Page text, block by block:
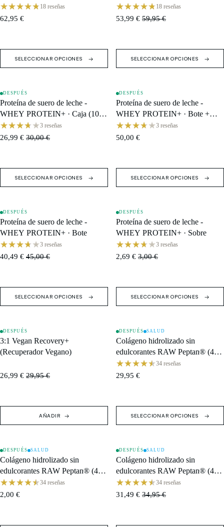
18 reseñas
62,95 €
SELECCIONAR OPCIONES
18 reseñas
53,99 € 59,95 €
SELECCIONAR OPCIONES
OFERTA
DESPUÉS
Proteína de suero de leche -
WHEY PROTEIN+ · Caja (10
monodosis) 3 reseñas
26,99 € 30,00 €
SELECCIONAR OPCIONES
AGOTADO
DESPUÉS
Proteína de suero de leche -
WHEY PROTEIN+ · Bote +
Shaker
3 reseñas
50,00 €
SELECCIONAR OPCIONES
OFERTA
DESPUÉS
Proteína de suero de leche -
WHEY PROTEIN+ · Bote
3 reseñas
40,49 € 45,00 €
SELECCIONAR OPCIONES
OFERTA
DESPUÉS
Proteína de suero de leche -
WHEY PROTEIN+ · Sobre
3 reseñas
2,69 € 3,00 €
SELECCIONAR OPCIONES
AGOTADO
DESPUÉS
3:1 Vegan Recovery+
(Recuperador Vegano)
26,99 € 29,95 €
AÑADIR
OFERTA
DESPUÉS SALUD
Colágeno hidrolizado sin
edulcorantes RAW Peptan® (400
g) · Caja (15 monodosis)
34 reseñas
29,95 €
SELECCIONAR OPCIONES
OFERTA
DESPUÉS SALUD
Colágeno hidrolizado sin
edulcorantes RAW Peptan® (400
g) · Sobre de 13 g
34 reseñas
2,00 €
OFERTA
DESPUÉS SALUD
Colágeno hidrolizado sin
edulcorantes RAW Peptan® (400
g) · Bote de 400 g / 30 tomas
34 reseñas
31,49 € 34,95 €